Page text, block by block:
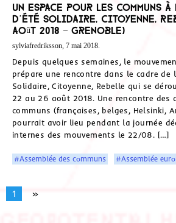
Un espace pour les communs
d’été Solidaire, Citoyenne,
août 2018 – Grenoble)
sylviafredriksson, 7 mai 2018.
Depuis quelques semaines, le
prépare une rencontre dans le cadre de
Solidaire, Citoyenne, Rebelle qui se
22 au 26 août 2018. Une rencontre des
communs (françaises, belges, Helsinki,
pourrait avoir lieu pendant la journée
internes des mouvements le 22/08. […]
#Assemblée des communs #Assemblée
1 »